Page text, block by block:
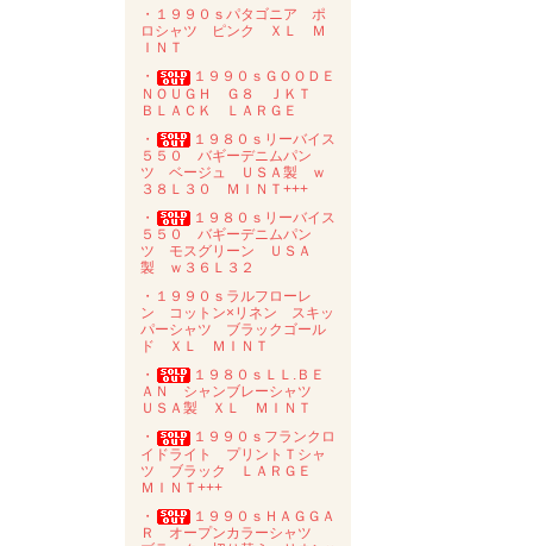
・１９９０ｓパタゴニア ポ
ロシャツ ピンク ＸＬ Ｍ
ＩＮＴ
・
１９９０ｓＧＯＯＤＥ
ＮＯＵＧＨ Ｇ８ ＪＫＴ
ＢＬＡＣＫ ＬＡＲＧＥ
・
１９８０ｓリーバイス
５５０ バギーデニムパン
ツ ベージュ ＵＳＡ製 ｗ
３８Ｌ３０ ＭＩＮＴ+++
・
１９８０ｓリーバイス
５５０ バギーデニムパン
ツ モスグリーン ＵＳＡ
製 ｗ３６Ｌ３２
・１９９０ｓラルフローレ
ン コットン×リネン スキッ
パーシャツ ブラックゴール
ド ＸＬ ＭＩＮＴ
・
１９８０ｓＬＬ.ＢＥ
ＡＮ シャンブレーシャツ
ＵＳＡ製 ＸＬ ＭＩＮＴ
・
１９９０ｓフランクロ
イドライト プリントＴシャ
ツ ブラック ＬＡＲＧＥ
ＭＩＮＴ+++
・
１９９０ｓＨＡＧＧＡ
Ｒ オープンカラーシャツ